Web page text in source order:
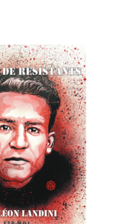
de Résistants